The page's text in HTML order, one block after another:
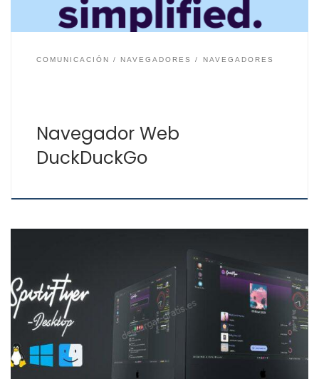
COMUNICACIÓN NAVEGADORES NAVEGADORES
Navegador Web
DuckDuckGo
Descarga gratis música de Spotify, YouTube,
SoingCloud, Gaana y Jio-Saavn con la aplicación
Spotiflyer para Windows, Linux, Mac y Android. Con
Spotiflyer no necesitas tener conexión a Internet para
escuchar tu música favorita, ya que con esta aplicación
te descargarás la música que más te gusta
rápidamente y puedes guardarla […]